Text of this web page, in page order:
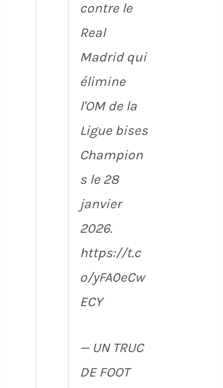
contre le
Real
Madrid qui
élimine
l'OM de la
Ligue bises
Champion
s le 28
janvier
2026.
https://t.c
o/yFA0eCw
ECY
— UN TRUC
DE FOOT